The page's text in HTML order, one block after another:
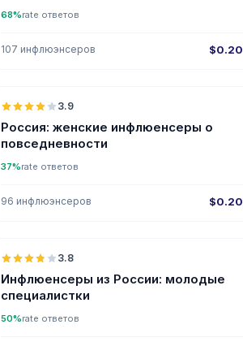
68%rate ответов
107 инфлюэнсеров $0.20
3.9
Россия: женские инфлюенсеры о
повседневности
37%rate ответов
96 инфлюэнсеров $0.20
3.8
Инфлюенсеры из России: молодые
специалистки
50%rate ответов